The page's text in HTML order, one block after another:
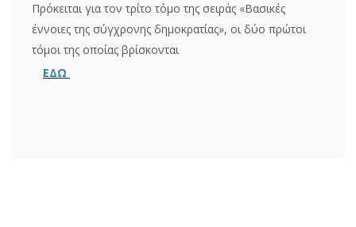
Πρόκειται για τον τρίτο τόμο της σειράς «Βασικές
έννοιες της σύγχρονης δημοκρατίας», οι δύο πρώτοι
τόμοι της οποίας βρίσκονται
ΕΔΩ